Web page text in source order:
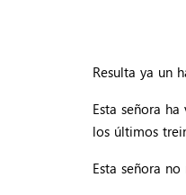
Resulta ya un
Esta señora
los últimos
Esta señora